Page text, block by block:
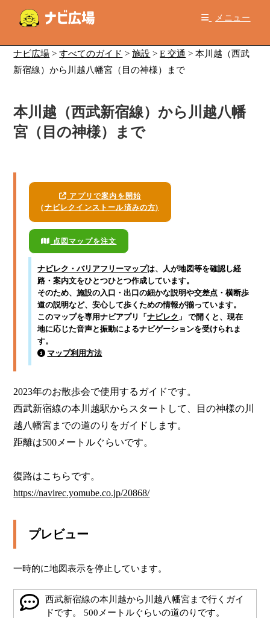
メニュー
ナビ広場 >すべてのガイド >施設 >E 交通 >本川越（西武
新宿線）から川越八幡宮（目の神様）まで
本川越（西武新宿線）から川越八幡
宮（目の神様）まで
アプリで案内を開始
(ナビレクインストール済みの方)
点図マップを注文
ナビレク・バリアフリーマップは、人が地図等を確認し経
路・案内文をひとつひとつ作成しています。
そのため、施設の入口・出口の細かな説明や交差点・横断歩
道の説明など、安心して歩くための情報が揃っています。
このマップを専用ナビアプリ「ナビレク 」 で開くと、現在
地に応じた音声と振動によるナビゲーションを受けられま
す。
マップ利用方法
2023年のお散歩会で使用するガイドです。
西武新宿線の本川越駅からスタートして、目の神様の川
越八幡宮までの道のりをガイドします。
距離は500メートルぐらいです。
https://navirec.yomube.co.jp/20868/
プレビュー
一時的に地図表示を停止しています。
西武新宿線の本川越から川越八幡宮まで行くガイ
ドです。 500メートルぐらいの道のりです。